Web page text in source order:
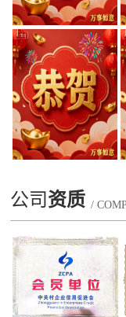
公司资质 /